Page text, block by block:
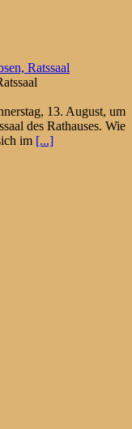
Ratssaal
13. August, um
des Rathauses. Wie
im [...]